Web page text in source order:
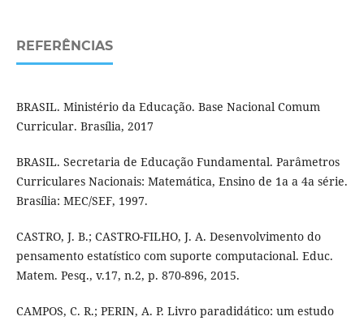
REFERÊNCIAS
BRASIL. Ministério da Educação. Base Nacional Comum
Curricular. Brasília, 2017
BRASIL. Secretaria de Educação Fundamental. Parâmetros
Curriculares Nacionais: Matemática, Ensino de 1a a 4a série.
Brasília: MEC/SEF, 1997.
CASTRO, J. B.; CASTRO-FILHO, J. A. Desenvolvimento do
pensamento estatístico com suporte computacional. Educ.
Matem. Pesq., v.17, n.2, p. 870-896, 2015.
CAMPOS, C. R.; PERIN, A. P. Livro paradidático: um estudo